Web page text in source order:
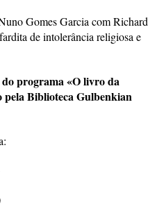
Gomes Garcia com Richard
de intolerância religiosa e
programa «O livro da
pela Biblioteca Gulbenkian